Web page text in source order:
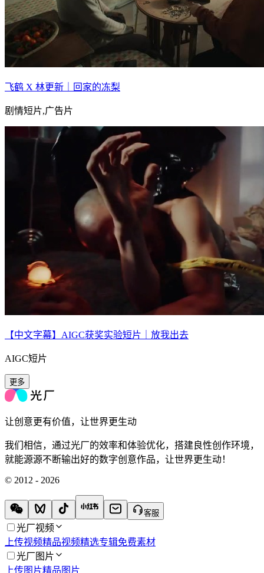
飞鹤 X 林更新｜回家的冻梨
剧情短片,广告片
【中文字幕】AIGC获奖实验短片｜放我出去
AIGC短片
更多
让创意更有价值，让世界更生动
我们相信，通过光厂的效率和体验优化，搭建良性创作环境，
就能源源不断输出好的数字创意作品，让世界更生动！
© 2012 - 2026
客服
光厂视频
上传视频精品视频精选专辑免费素材
光厂图片
上传图片精品图片